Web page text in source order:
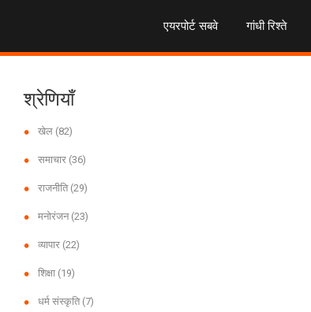
एयरपोर्ट सबवे गांधी रिश्ते
श्रेणियाँ
खेल (82)
समाचार (36)
राजनीति (29)
मनोरंजन (23)
व्यापार (22)
शिक्षा (19)
धर्म संस्कृति (7)